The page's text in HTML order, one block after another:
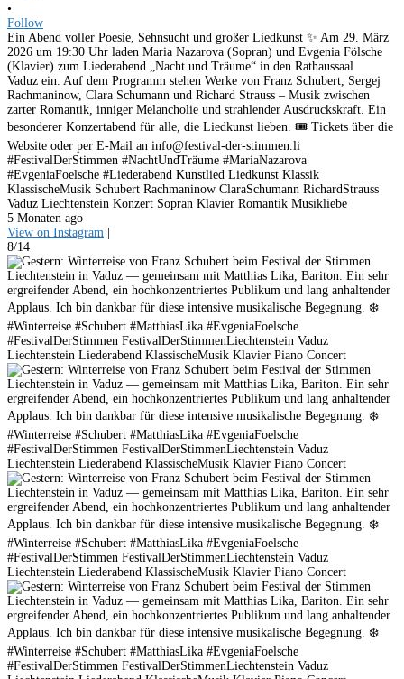
•
Follow
Ein Abend voller Poesie, Sehnsucht und großer Liedkunst ✨ Am 29. März
2026 um 19:30 Uhr laden Maria Nazarova (Sopran) und Evgenia Fölsche
(Klavier) zum Liederabend „Nacht und Träume“ in den Rathaussaal
Vaduz ein. Auf dem Programm stehen Werke von Franz Schubert, Sergej
Rachmaninow, Clara Schumann und Richard Strauss – Musik zwischen
zarter Romantik, inniger Melancholie und strahlender Ausdruckskraft. Ein
besonderer Konzertabend für alle, die Liedkunst lieben. 🎟 Tickets über die
Website oder per E-Mail an info@festival-der-stimmen.li
#FestivalDerStimmen #NachtUndTräume #MariaNazarova
#EvgeniaFoelsche #Liederabend Kunstlied Liedkunst Klassik
KlassischeMusik Schubert Rachmaninow ClaraSchumann RichardStrauss
Vaduz Liechtenstein Konzert Sopran Klavier Romantik Musikliebe
5 Monaten ago
View on Instagram |
8/14